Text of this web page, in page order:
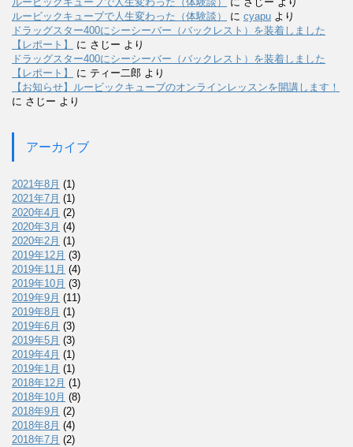
ルービックキューブで人生変わった（体験談）
に cyapu より
ドラッグスター400にシーシーバー（バックレスト）を装着しました
【レポート】
に さじー より
ドラッグスター400にシーシーバー（バックレスト）を装着しました
【レポート】
に ティー二郎 より
【お知らせ】ルービックキューブのオンラインレッスンを開講します！
に さじー より
アーカイブ
2021年8月 (1)
2021年7月 (1)
2020年4月 (2)
2020年3月 (4)
2020年2月 (1)
2019年12月 (3)
2019年11月 (4)
2019年10月 (3)
2019年9月 (11)
2019年8月 (1)
2019年6月 (3)
2019年5月 (3)
2019年4月 (1)
2019年1月 (1)
2018年12月 (1)
2018年10月 (8)
2018年9月 (2)
2018年8月 (4)
2018年7月 (2)